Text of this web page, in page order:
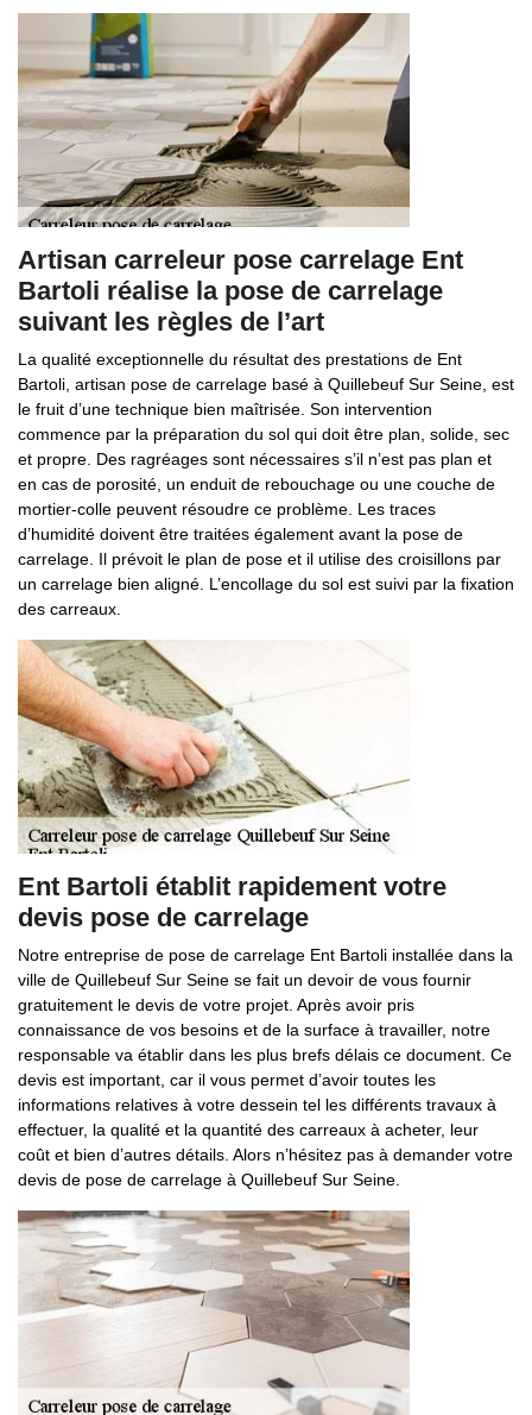
Artisan carreleur pose carrelage Ent
Bartoli réalise la pose de carrelage
suivant les règles de l’art
La qualité exceptionnelle du résultat des prestations de Ent
Bartoli, artisan pose de carrelage basé à Quillebeuf Sur Seine, est
le fruit d’une technique bien maîtrisée. Son intervention
commence par la préparation du sol qui doit être plan, solide, sec
et propre. Des ragréages sont nécessaires s’il n’est pas plan et
en cas de porosité, un enduit de rebouchage ou une couche de
mortier-colle peuvent résoudre ce problème. Les traces
d’humidité doivent être traitées également avant la pose de
carrelage. Il prévoit le plan de pose et il utilise des croisillons par
un carrelage bien aligné. L’encollage du sol est suivi par la fixation
des carreaux.
Ent Bartoli établit rapidement votre
devis pose de carrelage
Notre entreprise de pose de carrelage Ent Bartoli installée dans la
ville de Quillebeuf Sur Seine se fait un devoir de vous fournir
gratuitement le devis de votre projet. Après avoir pris
connaissance de vos besoins et de la surface à travailler, notre
responsable va établir dans les plus brefs délais ce document. Ce
devis est important, car il vous permet d’avoir toutes les
informations relatives à votre dessein tel les différents travaux à
effectuer, la qualité et la quantité des carreaux à acheter, leur
coût et bien d’autres détails. Alors n’hésitez pas à demander votre
devis de pose de carrelage à Quillebeuf Sur Seine.